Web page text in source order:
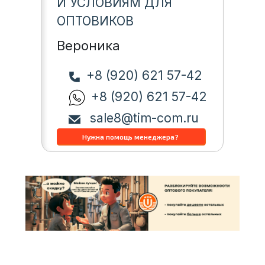
ОПТОВИКОВ
Вероника
+8 (920) 621 57-42
+8 (920) 621 57-42
sale8@tim-com.ru